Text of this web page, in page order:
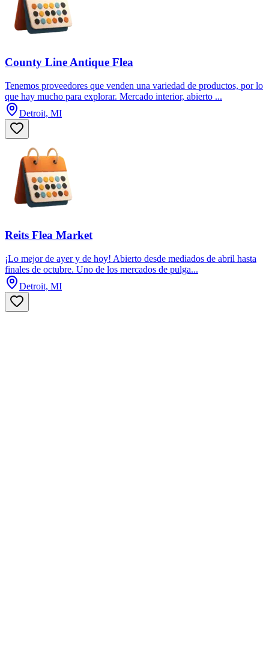
County Line Antique Flea
Tenemos proveedores que venden una variedad de productos, por lo
que hay mucho para explorar. Mercado interior, abierto ...
Detroit, MI
Reits Flea Market
¡Lo mejor de ayer y de hoy! Abierto desde mediados de abril hasta
finales de octubre. Uno de los mercados de pulga...
Detroit, MI